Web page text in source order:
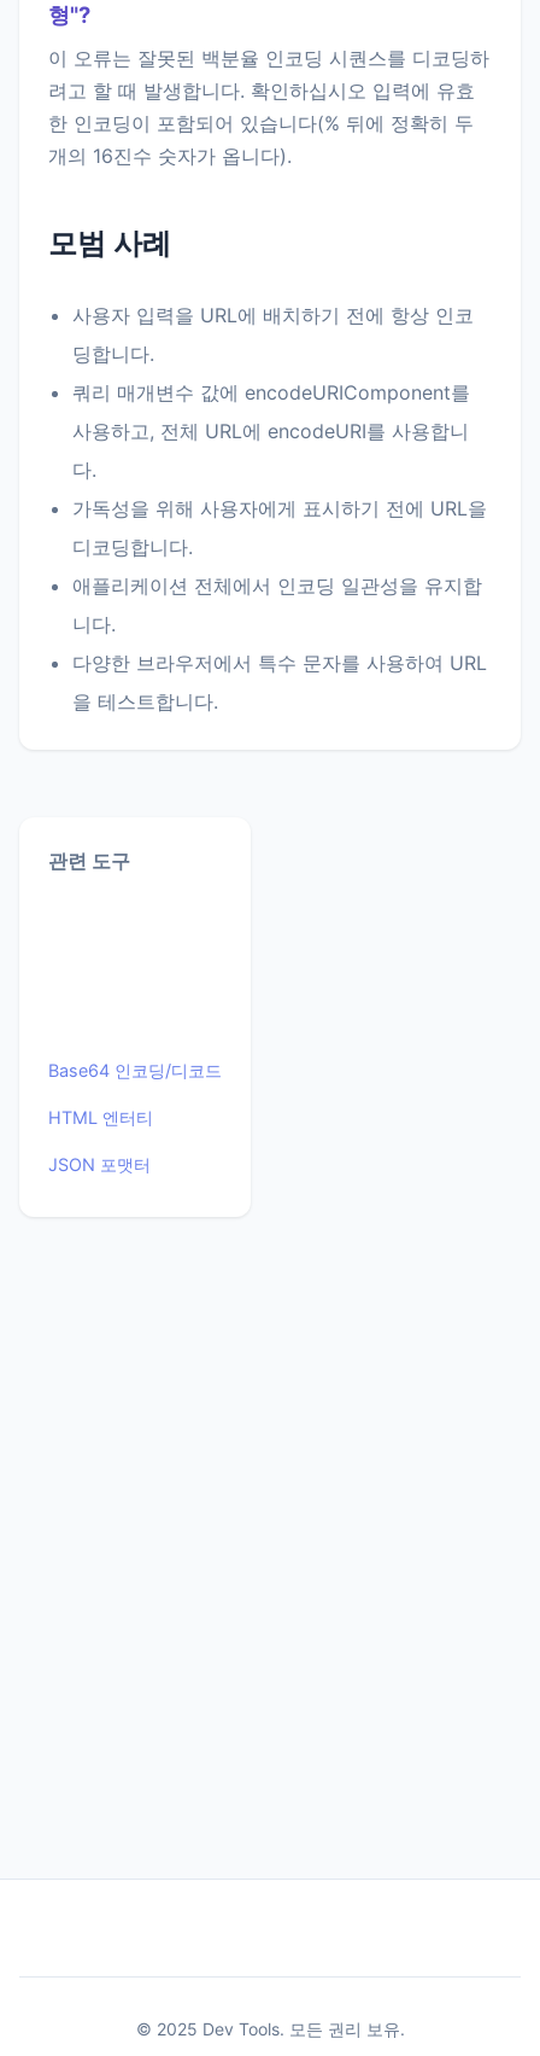
형"?
이 오류는 잘못된 백분율 인코딩 시퀀스를 디코딩하
려고 할 때 발생합니다. 확인하십시오 입력에 유효
한 인코딩이 포함되어 있습니다(% 뒤에 정확히 두
개의 16진수 숫자가 옵니다).
모범 사례
사용자 입력을 URL에 배치하기 전에 항상 인코
딩합니다.
쿼리 매개변수 값에 encodeURIComponent를
사용하고, 전체 URL에 encodeURI를 사용합니
다.
가독성을 위해 사용자에게 표시하기 전에 URL을
디코딩합니다.
애플리케이션 전체에서 인코딩 일관성을 유지합
니다.
다양한 브라우저에서 특수 문자를 사용하여 URL
을 테스트합니다.
관련 도구
Base64 인코딩/디코드
HTML 엔터티
JSON 포맷터
© 2025 Dev Tools. 모든 권리 보유.